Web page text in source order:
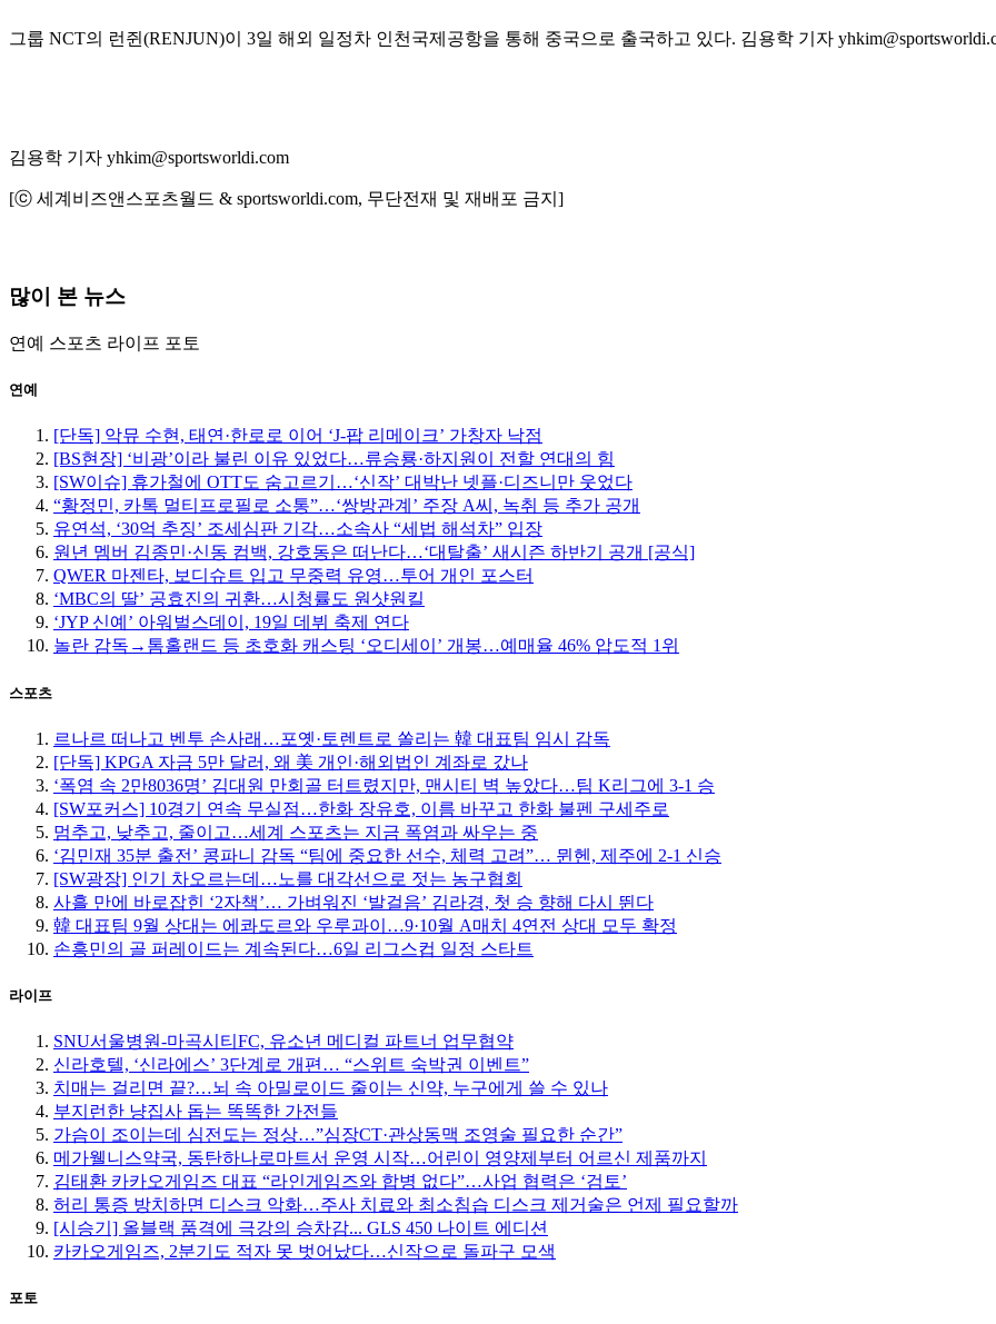
그룹 NCT의 런쥔(RENJUN)이 3일 해외 일정차 인천국제공항을 통해 중국으로 출국하고 있다. 김용학 기자
김용학 기자 yhkim@sportsworldi.com
[ⓒ 세계비즈앤스포츠월드 & sportsworldi.com, 무단전재 및 재배포 금지]
많이 본 뉴스
연예 스포츠 라이프 포토
연예
[단독] 악뮤 수현, 태연·한로로 이어 ‘J-팝 리메이크’ 가창자 낙점
[BS현장] ‘비광’이라 불린 이유 있었다…류승룡·하지원이 전할 연대의 힘
[SW이슈] 휴가철에 OTT도 숨고르기…‘신작’ 대박난 넷플·디즈니만 웃었다
“황정민, 카톡 멀티프로필로 소통”…‘쌍방관계’ 주장 A씨, 녹취 등 추가 공개
유연석, ‘30억 추징’ 조세심판 기각…소속사 “세법 해석차” 입장
원년 멤버 김종민·신동 컴백, 강호동은 떠난다…‘대탈출’ 새시즌 하반기 공개 [공식]
QWER 마젠타, 보디슈트 입고 무중력 유영…투어 개인 포스터
‘MBC의 딸’ 공효진의 귀환…시청률도 원샷원킬
‘JYP 신예’ 아워벌스데이, 19일 데뷔 축제 연다
놀란 감독→톰홀랜드 등 초호화 캐스팅 ‘오디세이’ 개봉…예매율 46% 압도적 1위
스포츠
르나르 떠나고 벤투 손사래…포옛·토렌트로 쏠리는 韓 대표팀 임시 감독
[단독] KPGA 자금 5만 달러, 왜 美 개인·해외법인 계좌로 갔나
‘폭염 속 2만8036명’ 김대원 만회골 터트렸지만, 맨시티 벽 높았다…팀 K리그에 3-1 승
[SW포커스] 10경기 연속 무실점…한화 장유호, 이름 바꾸고 한화 불펜 구세주로
멈추고, 낮추고, 줄이고…세계 스포츠는 지금 폭염과 싸우는 중
‘김민재 35분 출전’ 콩파니 감독 “팀에 중요한 선수, 체력 고려”… 뮌헨, 제주에 2-1 신승
[SW광장] 인기 차오르는데…노를 대각선으로 젓는 농구협회
사흘 만에 바로잡힌 ‘2자책’… 가벼워진 ‘발걸음’ 김라경, 첫 승 향해 다시 뛴다
韓 대표팀 9월 상대는 에콰도르와 우루과이…9·10월 A매치 4연전 상대 모두 확정
손흥민의 골 퍼레이드는 계속된다…6일 리그스컵 일정 스타트
라이프
SNU서울병원-마곡시티FC, 유소년 메디컬 파트너 업무협약
신라호텔, ‘신라에스’ 3단계로 개편… “스위트 숙박권 이벤트”
치매는 걸리면 끝?…뇌 속 아밀로이드 줄이는 신약, 누구에게 쓸 수 있나
부지런한 냥집사 돕는 똑똑한 가전들
가슴이 조이는데 심전도는 정상…”심장CT·관상동맥 조영술 필요한 순간”
메가웰니스약국, 동탄하나로마트서 운영 시작…어린이 영양제부터 어르신 제품까지
김태환 카카오게임즈 대표 “라인게임즈와 합병 없다”…사업 협력은 ‘검토’
허리 통증 방치하면 디스크 악화…주사 치료와 최소침습 디스크 제거술은 언제 필요할까
[시승기] 올블랙 품격에 극강의 승차감... GLS 450 나이트 에디션
카카오게임즈, 2분기도 적자 못 벗어났다…신작으로 돌파구 모색
포토